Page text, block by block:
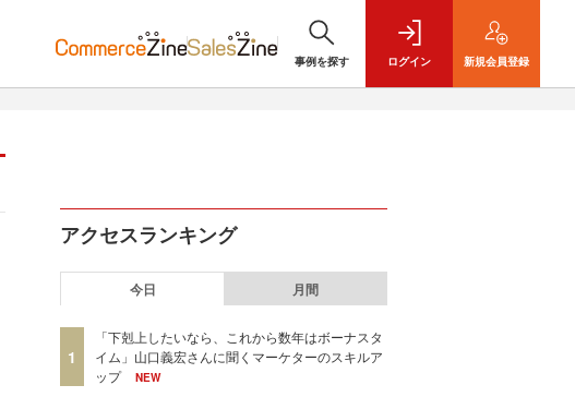
事例を探す ログイン 新規会員登録
アクセスランキング
今日 月間
1
「下剋上したいなら、これから数年はボーナスタ
イム」山口義宏さんに聞くマーケターのスキルア
ップ
NEW